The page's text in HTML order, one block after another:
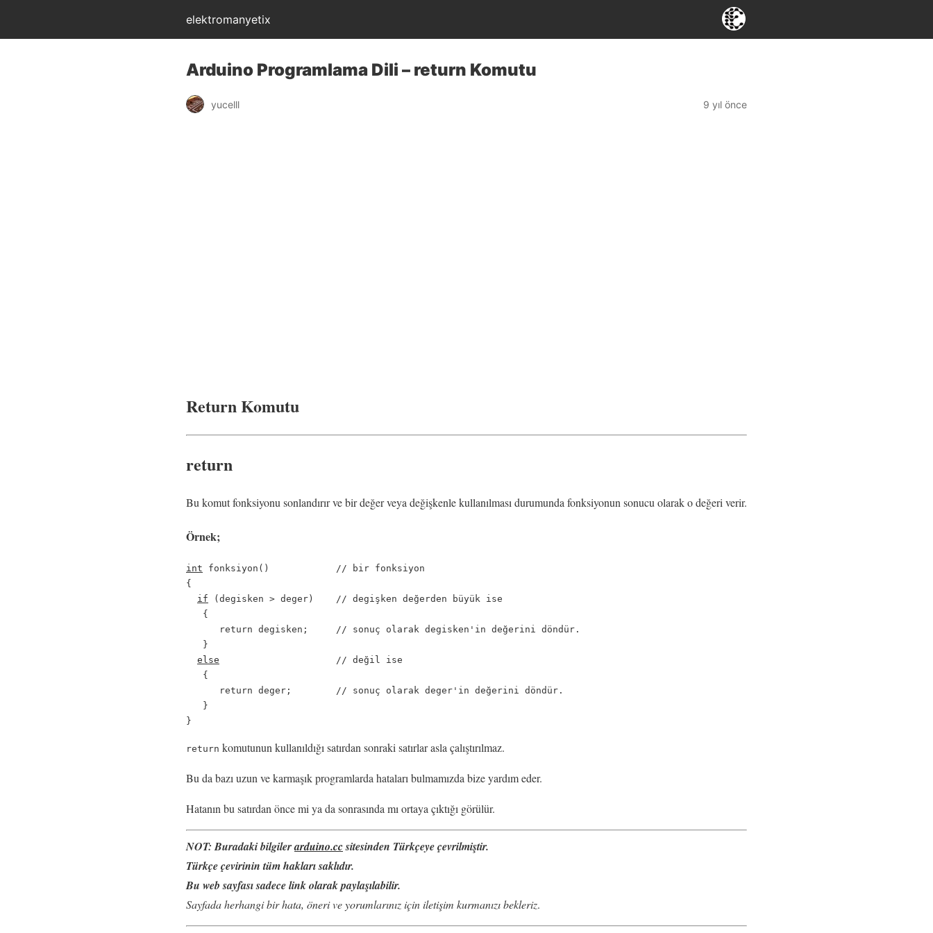
elektromanyetix
Arduino Programlama Dili – return Komutu
yucelll 9 yıl önce
Return Komutu
return
Bu komut fonksiyonu sonlandırır ve bir değer veya değişkenle kullanılması durumunda fonksiyonun sonucu olarak o değeri verir.
Örnek;
int fonksiyon()            // bir fonksiyon
{
if (degisken > deger)    // degişken değerden büyük ise
   {
      return degisken;     // sonuç olarak degisken'in değerini döndür.
   }
else
                     // değil ise
   {
      return deger;        // sonuç olarak deger'in değerini döndür.
   }
return komutunun kullanıldığı satırdan sonraki satırlar asla çalıştırılmaz.
Bu da bazı uzun ve karmaşık programlarda hataları bulmamızda bize yardım eder.
Hatanın bu satırdan önce mi ya da sonrasında mı ortaya çıktığı görülür.
NOT: Buradaki bilgilerarduino.ccsitesinden Türkçeye çevrilmiştir.
Türkçe çevirinin tüm hakları saklıdır.
Bu web sayfası sadece link olarak paylaşılabilir.
Sayfada herhangi bir hata, öneri ve yorumlarınız için iletişim kurmanızı bekleriz.